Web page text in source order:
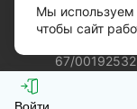
67/
Мы
чтобы сайт